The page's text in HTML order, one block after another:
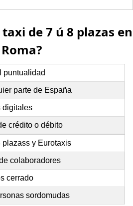
de 7 ú 8 plazas en
Roma?
puntualidad
parte de España
digitales
crédito o débito
plazass y Eurotaxis
colaboradores
cerrado
sordomudas